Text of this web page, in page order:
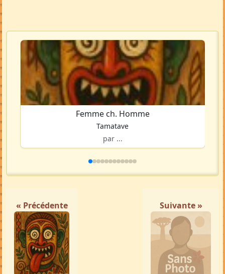
Femme ch. Homme
Tamatave
par ...
« Précédente Suivante »